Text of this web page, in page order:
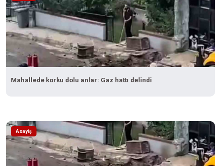
Mahallede korku dolu anlar: Gaz hattı delindi
Asayiş